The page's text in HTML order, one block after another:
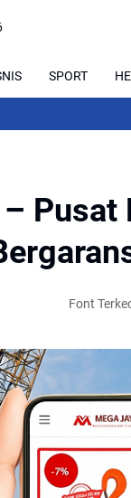
SPORT
Font